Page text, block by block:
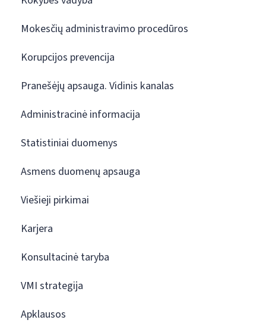
Mokesčių administravimo procedūros
Korupcijos prevencija
Pranešėjų apsauga. Vidinis kanalas
Administracinė informacija
Statistiniai duomenys
Asmens duomenų apsauga
Viešieji pirkimai
Karjera
Konsultacinė taryba
VMI strategija
Apklausos